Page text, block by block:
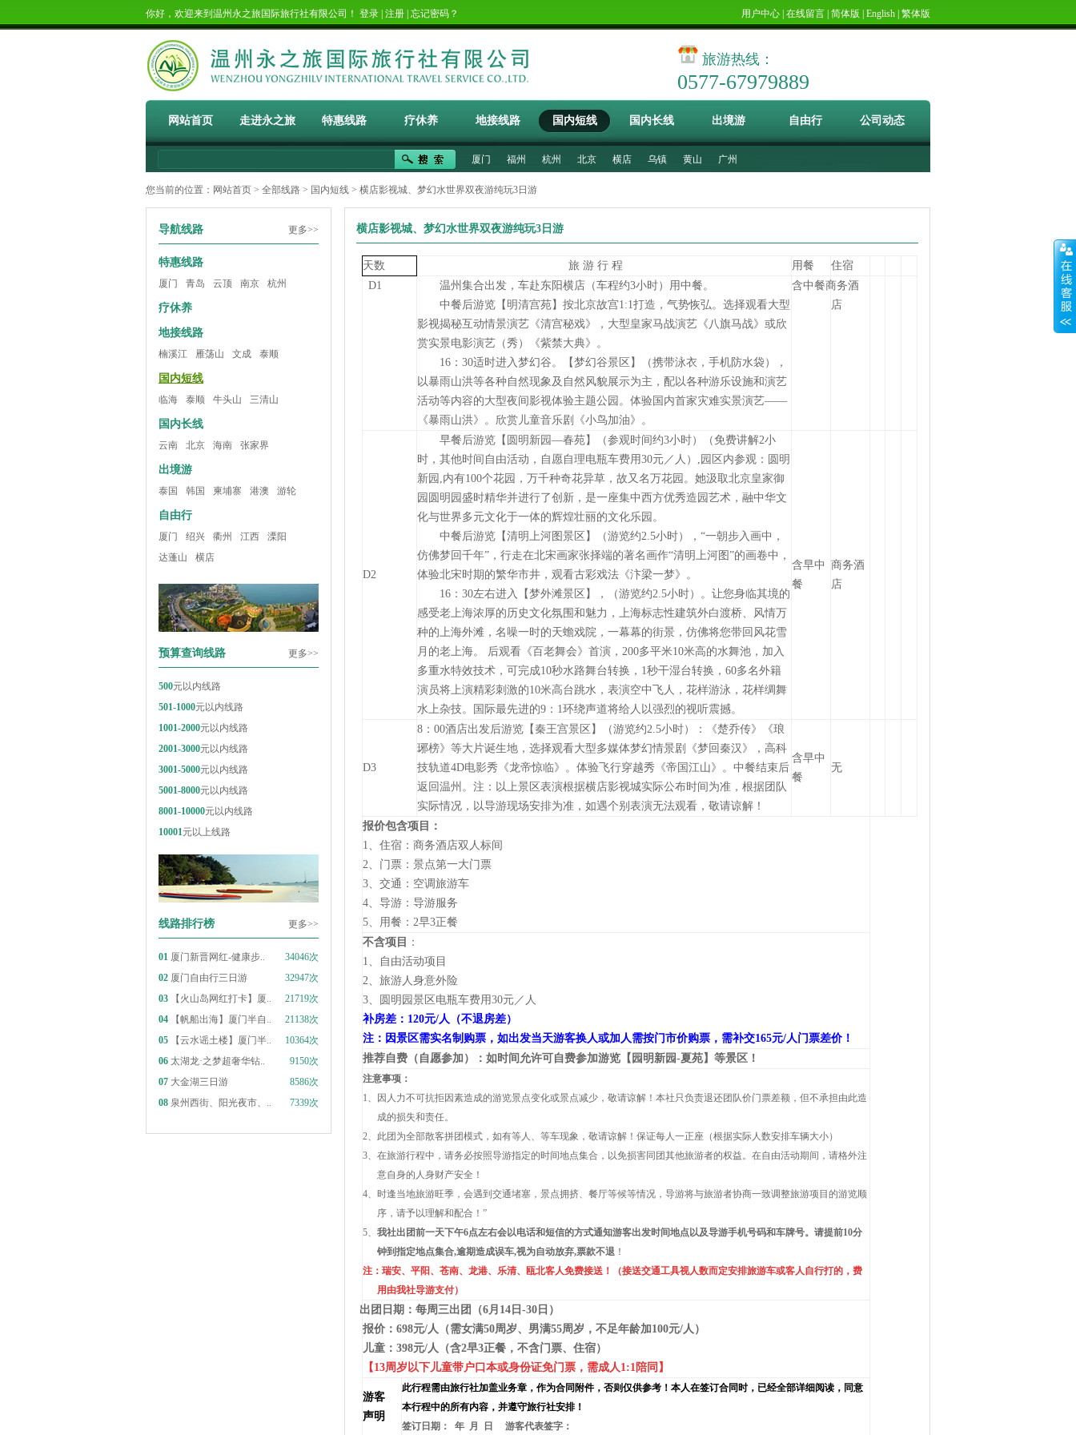
你好，欢迎来到温州永之旅国际旅行社有限公司！ 登录 注册 忘记密码？ 用户中心 在线留言 简体版 English 繁体版
旅游热线：
0577-67979889
网站首页 走进永之旅 特惠线路 疗休养 地接线路 国内短线 国内长线 出境游 自由行 公司动态
厦门 福州 杭州 北京 横店 乌镇 黄山 广州
您当前的位置： 网站首页 > 全部线路 > 国内短线 > 横店影视城、梦幻水世界双夜游纯玩3日游
导航线路 更多>>
特惠线路
厦门 青岛 云顶 南京 杭州
疗休养
地接线路
楠溪江 雁荡山 文成 泰顺
国内短线
临海 泰顺 牛头山 三清山
国内长线
云南 北京 海南 张家界
出境游
泰国 韩国 柬埔寨 港澳 游轮
自由行
厦门 绍兴 衢州 江西
溧阳
达蓬山
横店
预算查询线路 更多>>
500元以内线路
501-1000元以内线路
1001-2000元以内线路
2001-3000元以内线路
3001-5000元以内线路
5001-8000元以内线路
8001-10000元以内线路
10001元以上线路
线路排行榜 更多>>
01 厦门新晋网红-健康步..
34046次
02 厦门自由行三日游
32947次
03 【火山岛网红打卡】厦..
21719次
04 【帆船出海】厦门半自..
21138次
05 【云水谣土楼】厦门半..
10364次
06 太湖龙·之梦超奢华钻..
9150次
07 大金湖三日游
8586次
08 泉州西街、阳光夜市、.. 7339次
横店影视城、梦幻水世界双夜游纯玩3日游
天数 旅 游 行 程 用餐
住宿
D1
温州集合出发，车赴东阳横店（车程约3小时）用中餐。
中餐后游览 【明清宫苑】按北京故宫1:1打造，气势恢弘。选择观看大型
影视揭秘互动情景演艺《清宫秘戏》，大型皇家马战演艺《八旗马战》或欣
赏实景电影演艺（秀）《紫禁大典》。
16：30适时进入梦幻谷。
【梦幻谷景区】
（携带泳衣，手机防水袋），
以暴雨山洪等各种自然现象及自然风貌展示为主，配以各种游乐设施和演艺
活动等内容的大型夜间影视体验主题公园。体验国内首家灾难实景演艺——
《暴雨山洪》。欣赏儿童音乐剧《小鸟加油》 。
含中餐商务酒
店
D2
早餐后游览 【圆明新园—春苑】
（参观时间约3小时）（免费讲解2小
时，其他时间自由活动，自愿自理电瓶车费用30元／人）,园区内参观：圆明
新园,内有100个花园，万千种奇花异草，故又名万花园。她汲取北京皇家御
园圆明园盛时精华并进行了创新，是一座集中西方优秀造园艺术，融中华文
化与世界多元文化于一体的辉煌壮丽的文化乐园。
中餐后游览 【清明上河图景区】（游览约2.5小时），“一朝步入画中，
仿佛梦回千年”，行走在北宋画家张择端的著名画作“清明上河图”的画卷中，
体验北宋时期的繁华市井，观看古彩戏法《汴梁一梦》。
16：30左右进入 【梦外滩景区】 ， （游览约2.5小时） 。让您身临其境的
感受老上海浓厚的历史文化氛围和魅力，上海标志性建筑外白渡桥、风情万
种的上海外滩，名噪一时的天蟾戏院，一幕幕的街景，仿佛将您带回风花雪
月的老上海。 后观看《百老舞会》首演，200多平米10米高的水舞池，加入
多重水特效技术，可完成10秒水路舞台转换， 1秒干湿台转换，60多名外籍
演员将上演精彩刺激的10米高台跳水，表演空中飞人，花样游泳，花样绸舞
水上杂技。国际最先进的9 ： 1环绕声道将给人以强烈的视听震撼。
含早中
餐
商务酒
店
D3
8：00酒店出发后游览 【秦王宫景区】（游览约2.5小时）
：《楚乔传》《琅
琊榜》等大片诞生地，选择观看大型多媒体梦幻情景剧《梦回秦汉》，高科
技轨道4D电影秀《龙帝惊临》。体验飞行穿越秀《帝国江山》。中餐结束后
返回温州。注：以上景区表演根据横店影视城实际公布时间为准，根据团队
实际情况，以导游现场安排为准，如遇个别表演无法观看，敬请谅解！
含早中
餐
无
报价包含项目：
1、住宿：商务酒店双人标间
2、门票：景点第一大门票
3、交通：空调旅游车
4、导游：导游服务
5、用餐：2早3正餐
不含项目
：
1、自由活动项目
2、旅游人身意外险
3、圆明园景区电瓶车费用30元／人
补房差： 120元/人（不退房差）
注：因景区需实名制购票，如出发当天游客换人或加人需按门市价购票，需补交165元/人门票差价！
推荐自费（自愿参加）：如时间允许可自费参加游览【园明新园-夏苑】等景区！
注意事项：
1、因人力不可抗拒因素造成的游览景点变化或景点减少，敬请谅解！本社只负责退还团队价门票差额，但不承担由此造
成的损失和责任。
2、此团为全部散客拼团模式，如有等人、等车现象，敬请谅解！保证每人一正座（根据实际人数安排车辆大小）
3、在旅游行程中，请务必按照导游指定的时间地点集合，以免损害同团其他旅游者的权益。在自由活动期间，请格外注
意自身的人身财产安全！
4、时逢当地旅游旺季，会遇到交通堵塞，景点拥挤、餐厅等候等情况，导游将与旅游者协商一致调整旅游项目的游览顺
序，请予以理解和配合！”
5、我社出团前一天下午6点左右会以电话和短信的方式通知游客出发时间地点以及导游手机号码和车牌号。请提前10分
钟到指定地点集合,逾期造成误车,视为自动放弃,票款不退 ！
注：瑞安、平阳、苍南、龙港、乐清、瓯北客人免费接送！（接送交通工具视人数而定安排旅游车或客人自行打的，费
用由我社导游支付）
出团日期：每周三出团（6月14日-30日）
报价：698元/人（需女满50周岁、男满55周岁，不足年龄加 100元/人）
儿童：398元/人（含2早3正餐，不含门票、住宿）
【 13周岁以下儿童带户口本或身份证免门票，需成人1:1陪同】
游客
声明
此行程需由旅行社加盖业务章，作为合同附件，否则仅供参考！本人在签订合同时，已经全部详细阅读，同意
本行程中的所有内容，并遵守旅行社安排！
签订日期： 年 月 日 游客代表签字：